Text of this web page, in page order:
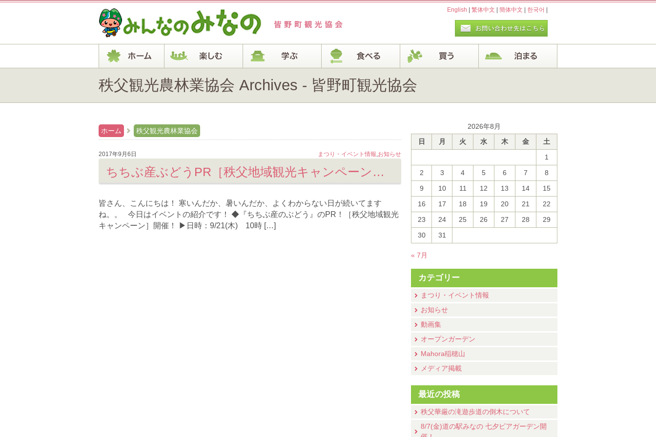
English 繁体中文 簡体中文 한국어
秩父観光農林業協会 Archives - 皆野町観光協会
2026年8月
日
月 火 水 木 金
土
1
2
3 4 5 6 7
8
9
10 11 12 13 14
15
16
17 18 19 20 21
22
23
24 25 26 27 28
29
30
31
« 7月
カテゴリー
まつり・イベント情報
お知らせ
動画集
オープンガーデン
Mahora稲穂山
メディア掲載
最近の投稿
秩父華厳の滝遊歩道の倒木について
8/7(金)道の駅みなの 七夕ビアガーデン開
ホーム 秩父観光農林業協会
まつり・イベント情報,お知らせ
2017年9月6日
ちちぶ産ぶどうPR［秩父地域観光キャンペーン］！
皆さん、こんにちは！ 寒いんだか、暑いんだか、よくわからない日が続いてます
ね。。 今日はイベントの紹介です！ ◆『ちちぶ産のぶどう』のPR！［秩父地域観光
キャンペーン］開催！ ▶日時：9/21(木) 10時 […]